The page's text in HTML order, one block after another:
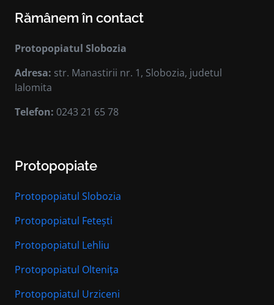
Rămânem în contact
Protopopiatul Slobozia
Adresa: str. Manastirii nr. 1, Slobozia, judetul
Ialomita
Telefon: 0243 21 65 78
Protopopiate
Protopopiatul Slobozia
Protopopiatul Fetești
Protopopiatul Lehliu
Protopopiatul Oltenița
Protopopiatul Urziceni